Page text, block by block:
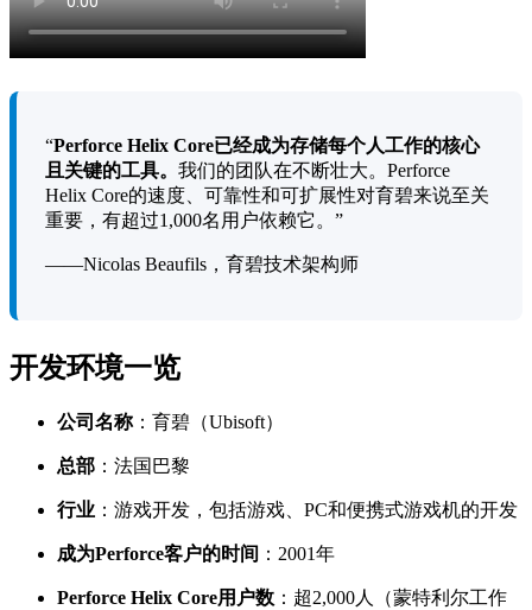
“Perforce Helix Core已经成为存储每个人工作的核心
且关键的工具。 我们的团队在不断壮大。Perforce
Helix Core的速度、可靠性和可扩展性对育碧来说至关
重要，有超过1,000名用户依赖它。”
——Nicolas Beaufils，育碧技术架构师
开发环境一览
公司名称：育碧（Ubisoft）
总部 ：法国巴黎
行业 ：游戏开发，包括游戏、PC和便携式游戏机的开发
成为Perforce客户的时间 ：2001年
Perforce Helix Core用户数 ：超2,000人（蒙特利尔工作